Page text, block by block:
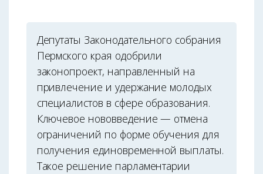
Депутаты Законодательного собрания
Пермского края одобрили
законопроект, направленный на
привлечение и удержание молодых
специалистов в сфере образования.
Ключевое нововведение — отмена
ограничений по форме обучения для
получения единовременной выплаты.
Такое решение парламентарии